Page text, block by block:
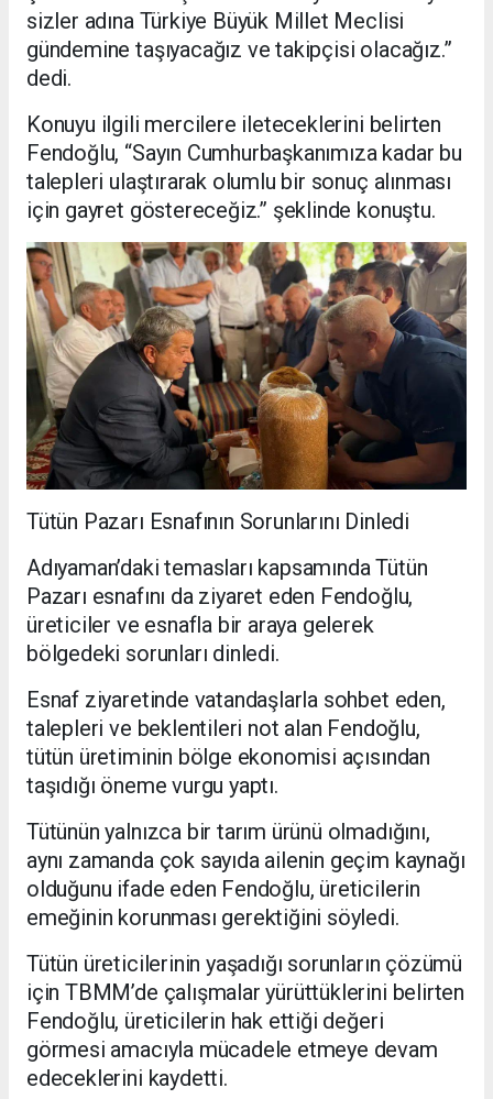
sizler adına Türkiye Büyük Millet Meclisi
gündemine taşıyacağız ve takipçisi olacağız.”
dedi.
Konuyu ilgili mercilere ileteceklerini belirten
Fendoğlu, “Sayın Cumhurbaşkanımıza kadar bu
talepleri ulaştırarak olumlu bir sonuç alınması
için gayret göstereceğiz.” şeklinde konuştu.
Tütün Pazarı Esnafının Sorunlarını Dinledi
Adıyaman’daki temasları kapsamında Tütün
Pazarı esnafını da ziyaret eden Fendoğlu,
üreticiler ve esnafla bir araya gelerek
bölgedeki sorunları dinledi.
Esnaf ziyaretinde vatandaşlarla sohbet eden,
talepleri ve beklentileri not alan Fendoğlu,
tütün üretiminin bölge ekonomisi açısından
taşıdığı öneme vurgu yaptı.
Tütünün yalnızca bir tarım ürünü olmadığını,
aynı zamanda çok sayıda ailenin geçim kaynağı
olduğunu ifade eden Fendoğlu, üreticilerin
emeğinin korunması gerektiğini söyledi.
Tütün üreticilerinin yaşadığı sorunların çözümü
için TBMM’de çalışmalar yürüttüklerini belirten
Fendoğlu, üreticilerin hak ettiği değeri
görmesi amacıyla mücadele etmeye devam
edeceklerini kaydetti.